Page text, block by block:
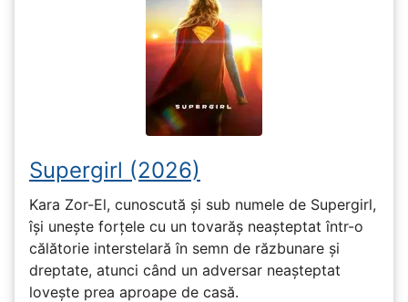
Supergirl (2026)
Kara Zor-El, cunoscută și sub numele de Supergirl,
își unește forțele cu un tovarăș neașteptat într-o
călătorie interstelară în semn de răzbunare și
dreptate, atunci când un adversar neașteptat
lovește prea aproape de casă.